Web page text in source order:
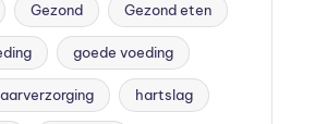
Gezond Gezond eten
goede voeding
hartslag